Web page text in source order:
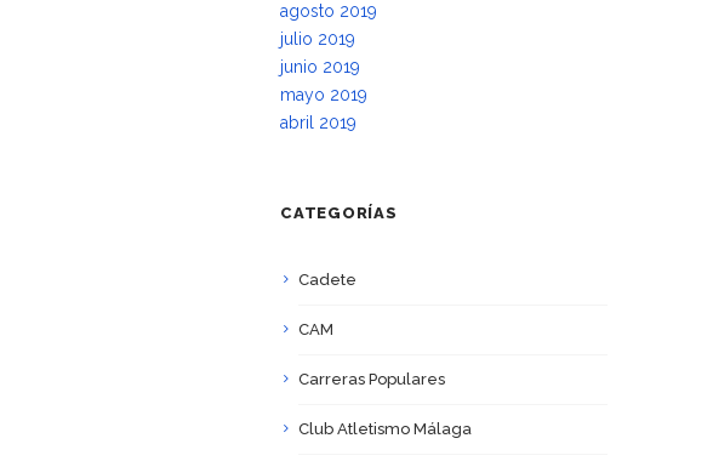
agosto 2019
julio 2019
junio 2019
mayo 2019
abril 2019
CATEGORÍAS
Cadete
CAM
Carreras Populares
Club Atletismo Málaga